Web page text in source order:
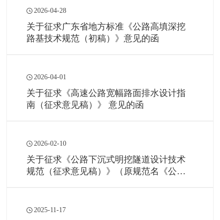
2026-04-28
关于征求广东省地方标准《公路高填深挖
路基技术规范（初稿）》意见的函
2026-04-01
关于征求《高速公路宽幅路面排水设计指
南（征求意见稿）》 意见的函
2026-02-10
关于征求《公路下沉式明挖隧道设计技术
规范（征求意见稿）》（原规范名《公路
2025-11-17